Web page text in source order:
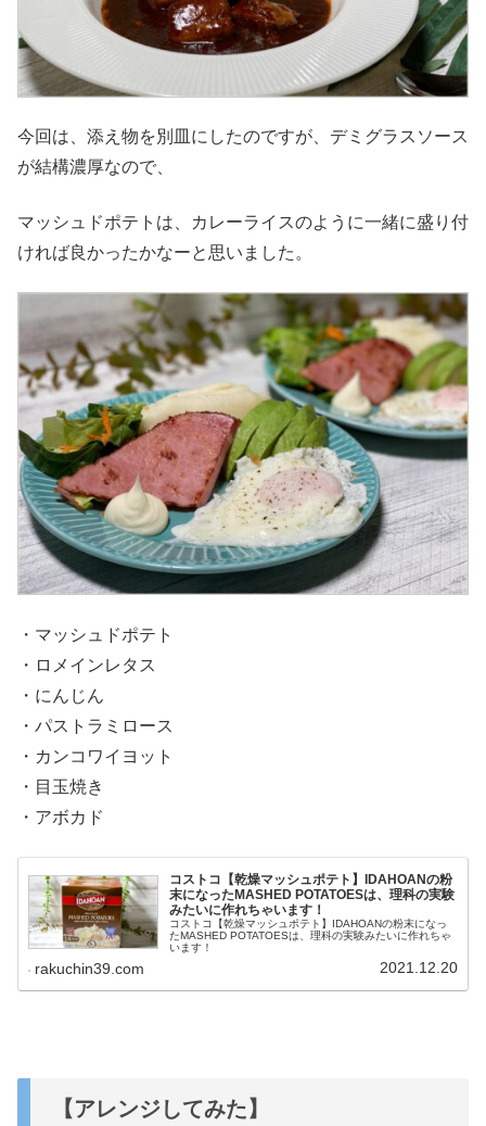
今回は、添え物を別皿にしたのですが、デミグラスソース
が結構濃厚なので、
マッシュドポテトは、カレーライスのように一緒に盛り付
ければ良かったかなーと思いました。
・マッシュドポテト
・ロメインレタス
・にんじん
・パストラミロース
・カンコワイヨット
・目玉焼き
・アボカド
コストコ【乾燥マッシュポテト】IDAHOANの粉
末になったMASHED POTATOESは、理科の実験
みたいに作れちゃいます！
コストコ【乾燥マッシュポテト】IDAHOANの粉末になっ
たMASHED POTATOESは、理科の実験みたいに作れちゃ
います！
rakuchin39.com 2021.12.20
【アレンジしてみた】